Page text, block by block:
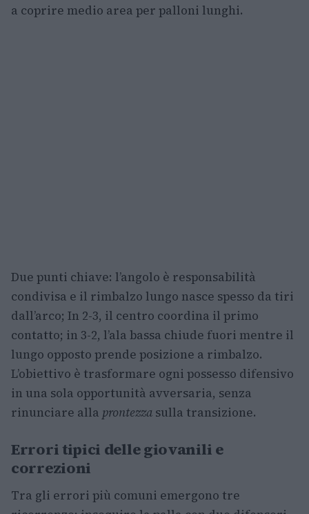
a coprire medio area per palloni lunghi.
Due punti chiave: l’angolo è responsabilità
condivisa e il rimbalzo lungo nasce spesso da tiri
dall’arco; In 2-3, il centro coordina il primo
contatto; in 3-2, l’ala bassa chiude fuori mentre il
lungo opposto prende posizione a rimbalzo.
L’obiettivo è trasformare ogni possesso difensivo
in una sola opportunità avversaria, senza
rinunciare alla prontezza sulla transizione.
Errori tipici delle giovanili e
correzioni
Tra gli errori più comuni emergono tre